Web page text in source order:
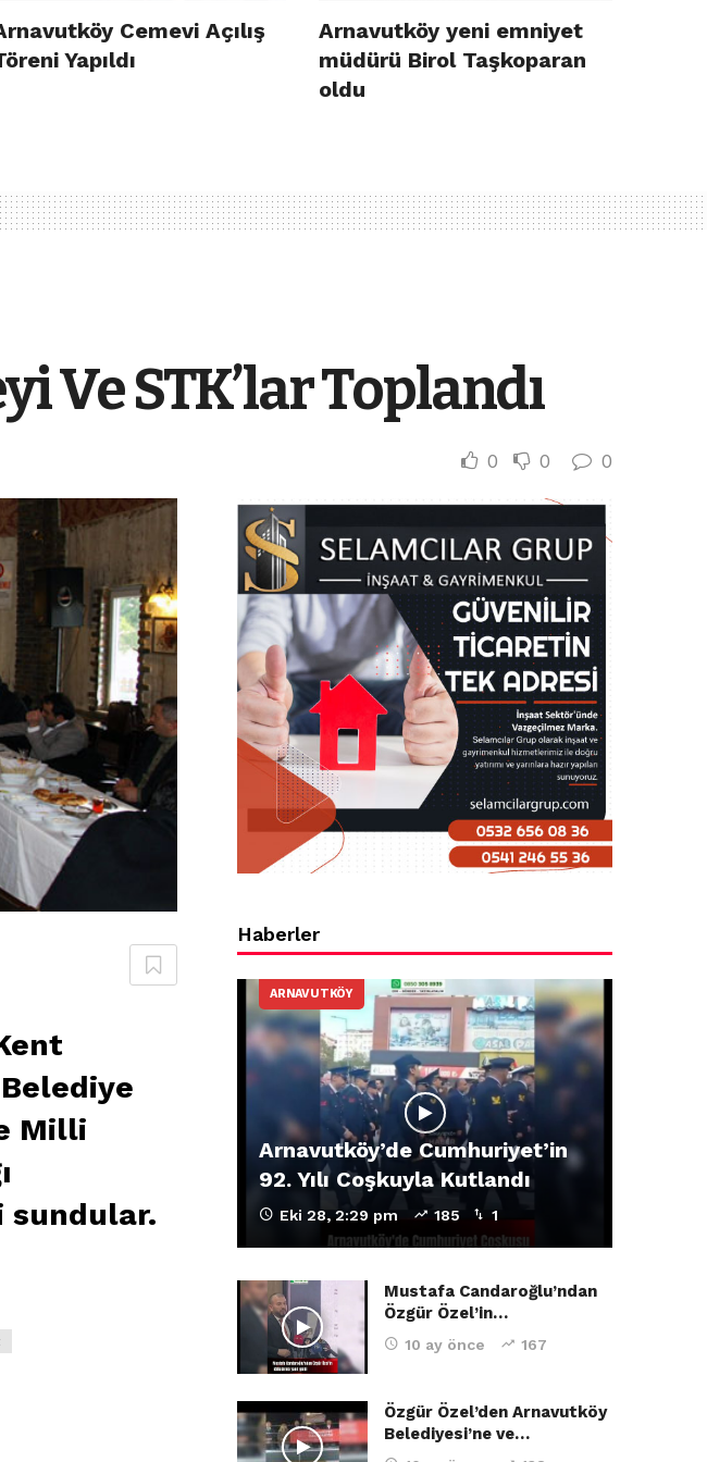
Cemevi Açılış
Yapıldı
Arnavutköy yeni emniyet
müdürü Birol Taşkoparan
oldu
Ve STK’lar Toplandı
0 0 0
Milli
sundular.
Haberler
ARNAVUTKÖY
Arnavutköy’de Cumhuriyet’in
92. Yılı Coşkuyla Kutlandı
Eki 28, 2:29 pm 185 1
Mustafa Candaroğlu’ndan
Özgür Özel’in…
10 ay önce 167
Özgür Özel’den Arnavutköy
Belediyesi’ne ve…